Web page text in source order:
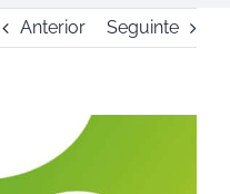
Anterior Seguinte